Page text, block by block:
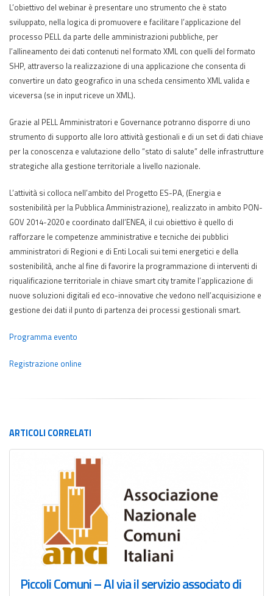
L’obiettivo del webinar è presentare uno strumento che è stato
sviluppato, nella logica di promuovere e facilitare l’applicazione del
processo PELL da parte delle amministrazioni pubbliche, per
l’allineamento dei dati contenuti nel formato XML con quelli del formato
SHP, attraverso la realizzazione di una applicazione che consenta di
convertire un dato geografico in una scheda censimento XML valida e
viceversa (se in input riceve un XML).
Grazie al PELL Amministratori e Governance potranno disporre di uno
strumento di supporto alle loro attività gestionali e di un set di dati chiave
per la conoscenza e valutazione dello “stato di salute” delle infrastrutture
strategiche alla gestione territoriale a livello nazionale.
L’attività si colloca nell’ambito del Progetto ES-PA, (Energia e
sostenibilità per la Pubblica Amministrazione), realizzato in ambito PON-
GOV 2014-2020 e coordinato dall’ENEA, il cui obiettivo è quello di
rafforzare le competenze amministrative e tecniche dei pubblici
amministratori di Regioni e di Enti Locali sui temi energetici e della
sostenibilità, anche al fine di favorire la programmazione di interventi di
riqualificazione territoriale in chiave smart city tramite l’applicazione di
nuove soluzioni digitali ed eco-innovative che vedono nell’acquisizione e
gestione dei dati il punto di partenza dei processi gestionali smart.
Programma evento
Registrazione online
ARTICOLI CORRELATI
Piccoli Comuni – Al via il servizio associato di